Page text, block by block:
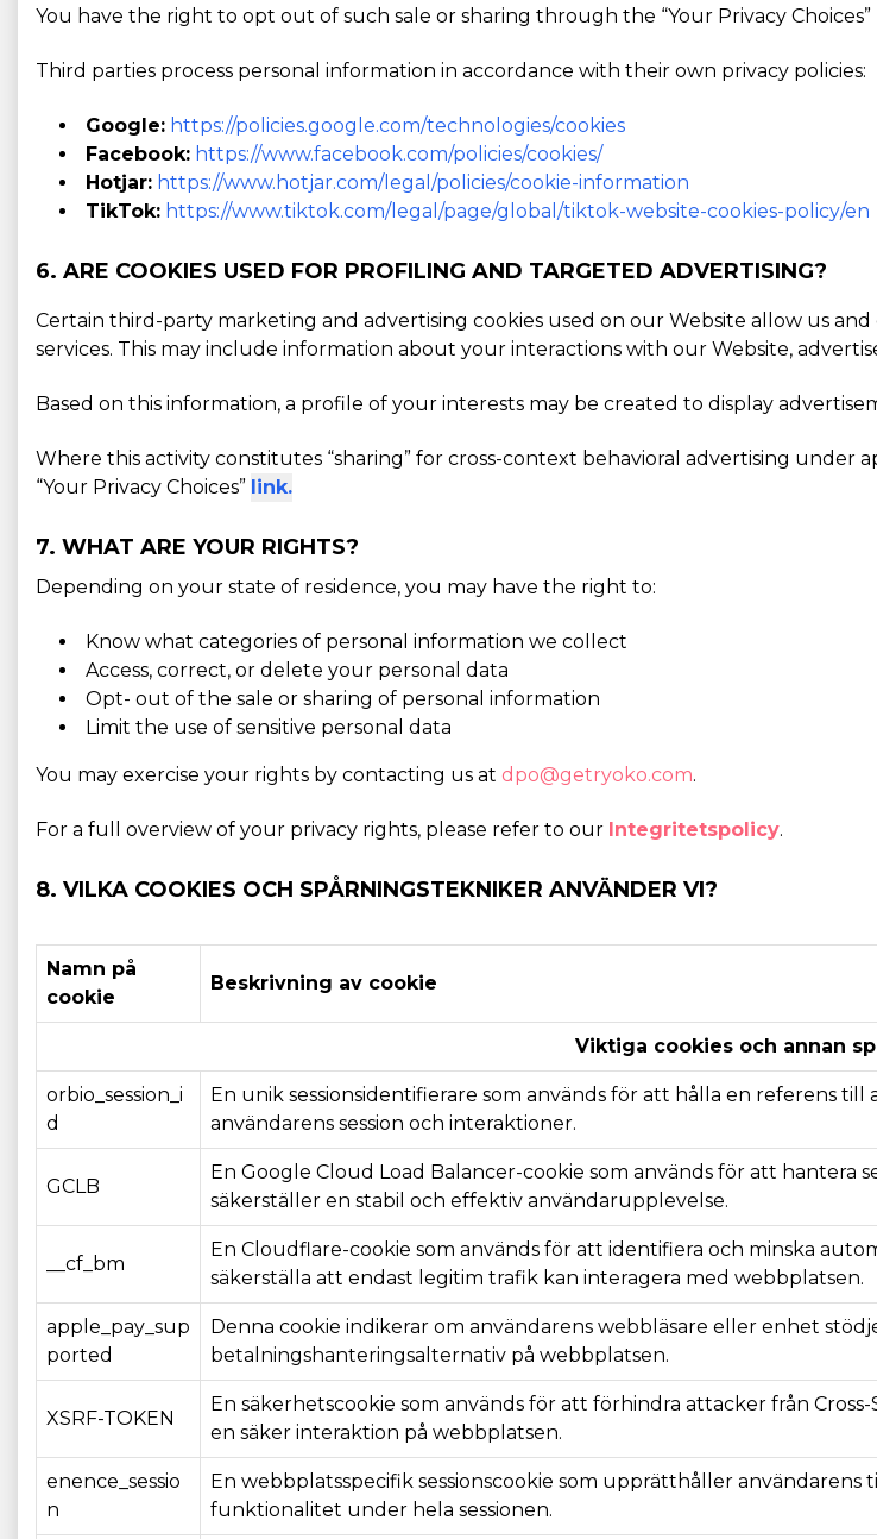
You have the right to opt out of such sale or sharing through the “Your Privacy Choices”
Third parties process personal information in accordance with their own privacy policies:
Google: https://policies.google.com/technologies/cookies
Facebook: https://www.facebook.com/policies/cookies/
Hotjar: https://www.hotjar.com/legal/policies/cookie-information
TikTok: https://www.tiktok.com/legal/page/global/tiktok-website-cookies-policy/en
6. ARE COOKIES USED FOR PROFILING AND TARGETED ADVERTISING?
Certain third-party marketing and advertising cookies used on our Website allow us
services. This may include information about your interactions with our Website,
Based on this information, a profile of your interests may be created to display
Where this activity constitutes “sharing” for cross-context behavioral advertising
“Your Privacy Choices” link.
7. WHAT ARE YOUR RIGHTS?
Depending on your state of residence, you may have the right to:
Know what categories of personal information we collect
Access, correct, or delete your personal data
Opt- out of the sale or sharing of personal information
Limit the use of sensitive personal data
You may exercise your rights by contacting us at dpo@getryoko.com.
For a full overview of your privacy rights, please refer to our Integritetspolicy.
8. VILKA COOKIES OCH SPÅRNINGSTEKNIKER ANVÄNDER VI?
Namn på
cookie
Beskrivning av cookie
Viktiga cookies och annan
orbio_session_i
d
En unik sessionsidentifierare som används för att hålla en referens
användarens session och interaktioner.
GCLB
En Google Cloud Load Balancer-cookie som används för att hantera
säkerställer en stabil och effektiv användarupplevelse.
__cf_bm
En Cloudflare-cookie som används för att identifiera och minska
säkerställa att endast legitim trafik kan interagera med webbplatsen.
apple_pay_sup
ported
Denna cookie indikerar om användarens webbläsare eller enhet
betalningshanteringsalternativ på webbplatsen.
XSRF-TOKEN
En säkerhetscookie som används för att förhindra attacker från
en säker interaktion på webbplatsen.
enence_sessio
n
En webbplatsspecifik sessionscookie som upprätthåller
funktionalitet under hela sessionen.